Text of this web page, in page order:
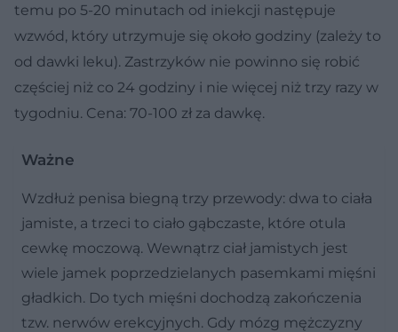
temu po 5-20 minutach od iniekcji następuje
wzwód, który utrzymuje się około godziny (zależy to
od dawki leku). Zastrzyków nie powinno się robić
częściej niż co 24 godziny i nie więcej niż trzy razy w
tygodniu. Cena: 70-100 zł za dawkę.
Ważne
Wzdłuż penisa biegną trzy przewody: dwa to ciała
jamiste, a trzeci to ciało gąbczaste, które otula
cewkę moczową. Wewnątrz ciał jamistych jest
wiele jamek poprzedzielanych pasemkami mięśni
gładkich. Do tych mięśni dochodzą zakończenia
tzw. nerwów erekcyjnych. Gdy mózg mężczyzny